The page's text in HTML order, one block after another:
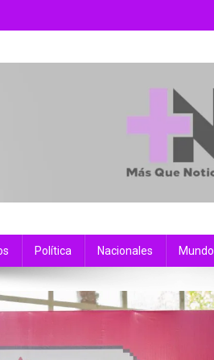
Política Nacionales Mundo